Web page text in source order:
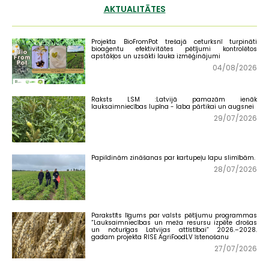
AKTUALITĀTES
Projekta BioFromPot trešajā ceturksnī turpināti
bioaģentu efektivitātes pētījumi kontrolētos
apstākļos un uzsākti lauka izmēģinājumi
04/08/2026
Raksts LSM :Latvijā pamazām ienāk
lauksaimniecības lupīna - laba pārtikai un augsnei
29/07/2026
Papildinām zināšanas par kartupeļu lapu slimībām.
28/07/2026
Parakstīts līgums par valsts pētījumu programmas
“Lauksaimniecības un meža resursu izpēte drošas
un noturīgas Latvijas attīstībai” 2026.–2028.
gadam projekta RISE AgriFoodLV īstenošanu
27/07/2026